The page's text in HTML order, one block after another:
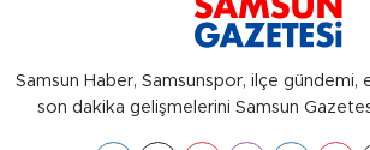
Samsun Haber, Samsunspor, ilçe gündemi,
son dakika gelişmelerini Samsun